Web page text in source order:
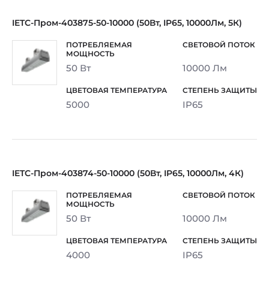
IETC-Пром-403875-50-10000 (50Вт, IP65, 10000Лм, 5К)
50 Вт 10000 Лм
5000 IP65
IETC-Пром-403874-50-10000 (50Вт, IP65, 10000Лм, 4К)
50 Вт 10000 Лм
4000 IP65